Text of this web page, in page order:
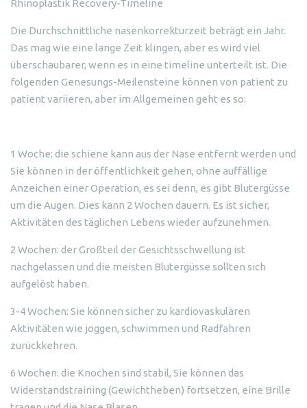
Rhinoplastik Recovery-Timeline
Die Durchschnittliche nasenkorrekturzeit beträgt ein Jahr.
Das mag wie eine lange Zeit klingen, aber es wird viel
überschaubarer, wenn es in eine timeline unterteilt ist. Die
folgenden Genesungs-Meilensteine können von patient zu
patient variieren, aber im Allgemeinen geht es so:
1 Woche: die schiene kann aus der Nase entfernt werden und
Sie können in der öffentlichkeit gehen, ohne auffällige
Anzeichen einer Operation, es sei denn, es gibt Blutergüsse
um die Augen. Dies kann 2 Wochen dauern. Es ist sicher,
Aktivitäten des täglichen Lebens wieder aufzunehmen.
2 Wochen: der Großteil der Gesichtsschwellung ist
nachgelassen und die meisten Blutergüsse sollten sich
aufgelöst haben.
3-4 Wochen: Sie können sicher zu kardiovaskulären
Aktivitäten wie joggen, schwimmen und Radfahren
zurückkehren.
6 Wochen: die Knochen sind stabil, Sie können das
Widerstandstraining (Gewichtheben) fortsetzen, eine Brille